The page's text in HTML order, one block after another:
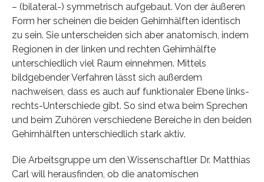
– (bilateral-) symmetrisch aufgebaut. Von der äußeren
Form her scheinen die beiden Gehirnhälften identisch
zu sein. Sie unterscheiden sich aber anatomisch, indem
Regionen in der linken und rechten Gehirnhälfte
unterschiedlich viel Raum einnehmen. Mittels
bildgebender Verfahren lässt sich außerdem
nachweisen, dass es auch auf funktionaler Ebene links-
rechts-Unterschiede gibt. So sind etwa beim Sprechen
und beim Zuhören verschiedene Bereiche in den beiden
Gehirnhälften unterschiedlich stark aktiv.
Die Arbeitsgruppe um den Wissenschaftler Dr. Matthias
Carl will herausfinden, ob die anatomischen